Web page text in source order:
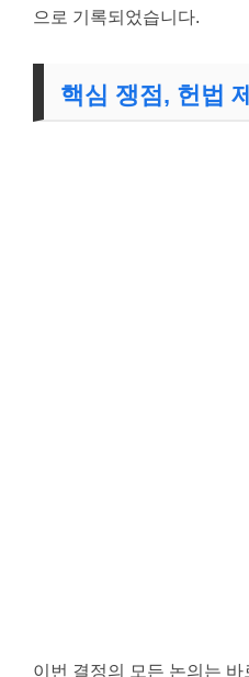
으로 기록되었습니다.
핵심 쟁점, 헌법
이번 결정의 모든 논의는